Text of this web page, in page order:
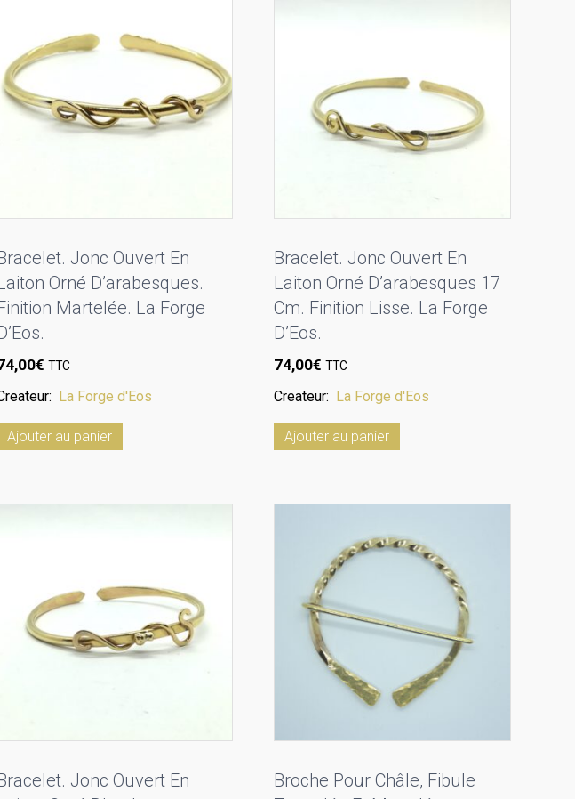
Jonc Ouvert En
Orné D’arabesques.
Martelée. La Forge
€ TTC
La Forge d'Eos
Ajouter au panier
Bracelet. Jonc Ouvert En
Laiton Orné D’arabesques 17
Cm. Finition Lisse. La Forge
D’Eos.
74,00€ TTC
Createur: La Forge d'Eos
Ajouter au panier
Jonc Ouvert En
Broche Pour Châle, Fibule